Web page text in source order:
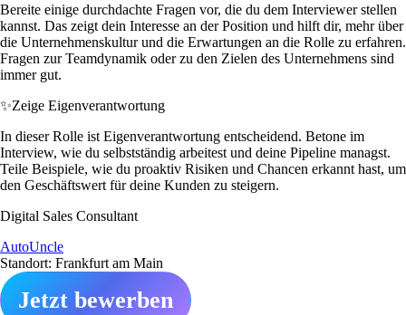
Bereite einige durchdachte Fragen vor, die du dem Interviewer stellen
kannst. Das zeigt dein Interesse an der Position und hilft dir, mehr über
die Unternehmenskultur und die Erwartungen an die Rolle zu erfahren.
Fragen zur Teamdynamik oder zu den Zielen des Unternehmens sind
immer gut.
✨Zeige Eigenverantwortung
In dieser Rolle ist Eigenverantwortung entscheidend. Betone im
Interview, wie du selbstständig arbeitest und deine Pipeline managst.
Teile Beispiele, wie du proaktiv Risiken und Chancen erkannt hast, um
den Geschäftswert für deine Kunden zu steigern.
Digital Sales Consultant
AutoUncle
Standort: Frankfurt am Main
Jetzt bewerben